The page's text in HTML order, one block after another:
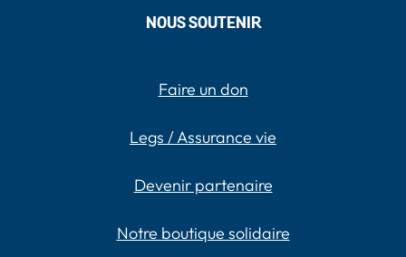
NOUS SOUTENIR
Faire un don
Legs / Assurance vie
Devenir partenaire
Notre boutique solidaire